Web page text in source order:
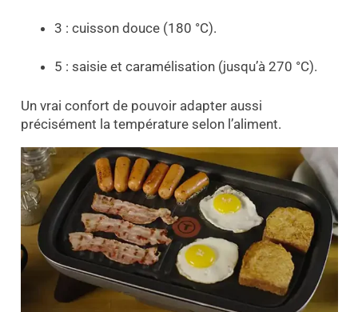
3 : cuisson douce (180 °C).
5 : saisie et caramélisation (jusqu’à 270 °C).
Un vrai confort de pouvoir adapter aussi
précisément la température selon l’aliment.